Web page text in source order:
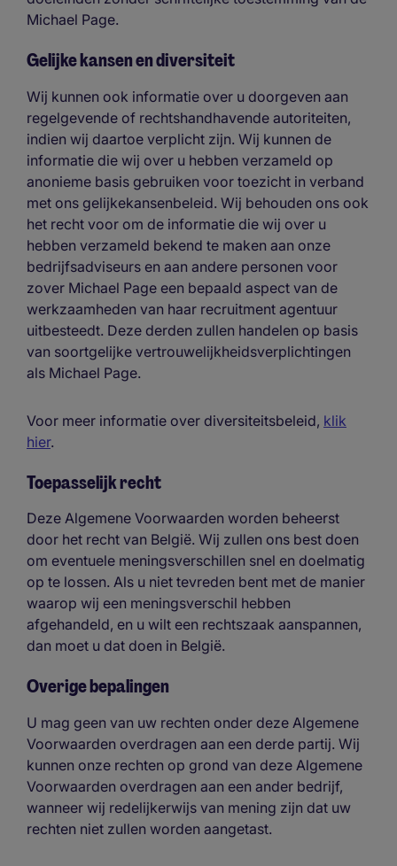
Michael Page.
Gelijke kansen en diversiteit
Wij kunnen ook informatie over u doorgeven aan
regelgevende of rechtshandhavende autoriteiten,
indien wij daartoe verplicht zijn. Wij kunnen de
informatie die wij over u hebben verzameld op
anonieme basis gebruiken voor toezicht in verband
met ons gelijkekansenbeleid. Wij behouden ons ook
het recht voor om de informatie die wij over u
hebben verzameld bekend te maken aan onze
bedrijfsadviseurs en aan andere personen voor
zover Michael Page een bepaald aspect van de
werkzaamheden van haar recruitment agentuur
uitbesteedt. Deze derden zullen handelen op basis
van soortgelijke vertrouwelijkheidsverplichtingen
als Michael Page.
Voor meer informatie over diversiteitsbeleid, klik
hier.
Toepasselijk recht
Deze Algemene Voorwaarden worden beheerst
door het recht van België. Wij zullen ons best doen
om eventuele meningsverschillen snel en doelmatig
op te lossen. Als u niet tevreden bent met de manier
waarop wij een meningsverschil hebben
afgehandeld, en u wilt een rechtszaak aanspannen,
dan moet u dat doen in België.
Overige bepalingen
U mag geen van uw rechten onder deze Algemene
Voorwaarden overdragen aan een derde partij. Wij
kunnen onze rechten op grond van deze Algemene
Voorwaarden overdragen aan een ander bedrijf,
wanneer wij redelijkerwijs van mening zijn dat uw
rechten niet zullen worden aangetast.